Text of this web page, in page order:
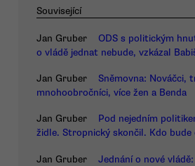
Související
Jan Gruber
ODS s politickým
o vládě jednat nebude, vzkázal
Jan Gruber
Sněmovna: Nováčci,
mnohoobročníci, více žen a Benda
Jan Gruber
Pod nejedním
židle. Stropnický skončil. Kdo bude
Jan Gruber
Jednání o nové